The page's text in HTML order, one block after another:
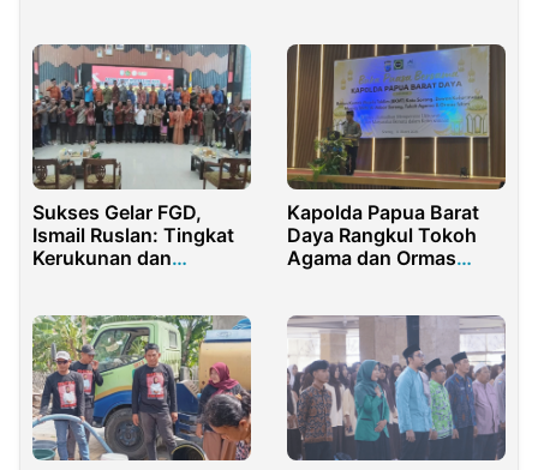
Sukses Gelar FGD,
Ismail Ruslan: Tingkat
Kerukunan dan
Kapolda Papua Barat
Daya Rangkul Tokoh
Agama dan Ormas